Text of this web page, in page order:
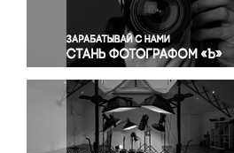
Правосудие
Происшествия и конфликты
Религия
Светская жизнь
Спорт
Экология
Экономика и бизнес